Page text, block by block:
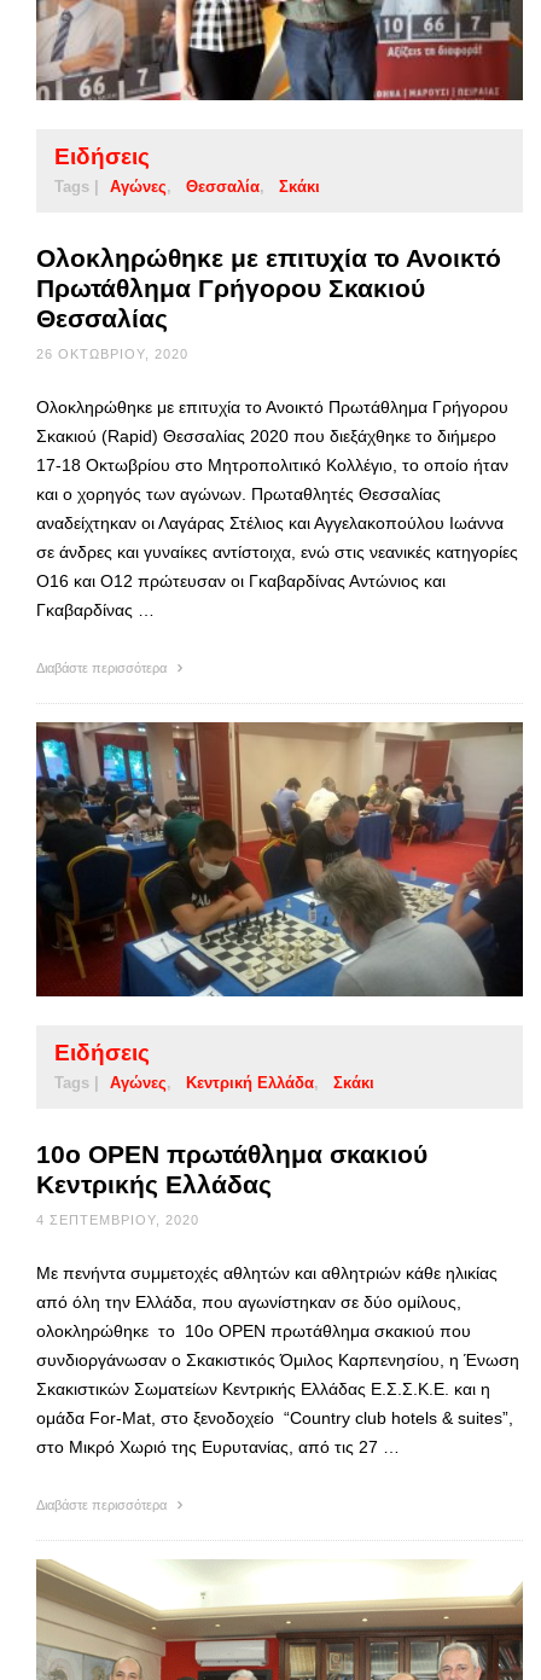
Ειδήσεις
Tags | Αγώνες Θεσσαλία Σκάκι
Ολοκληρώθηκε με επιτυχία το Ανοικτό
Πρωτάθλημα Γρήγορου Σκακιού
Θεσσαλίας
26 ΟΚΤΩΒΡΊΟΥ, 2020
Ολοκληρώθηκε με επιτυχία το Ανοικτό Πρωτάθλημα Γρήγορου
Σκακιού (Rapid) Θεσσαλίας 2020 που διεξάχθηκε το διήμερο
17-18 Οκτωβρίου στο Μητροπολιτικό Κολλέγιο, το οποίο ήταν
και ο χορηγός των αγώνων. Πρωταθλητές Θεσσαλίας
αναδείχτηκαν οι Λαγάρας Στέλιος και Αγγελακοπούλου Ιωάννα
σε άνδρες και γυναίκες αντίστοιχα, ενώ στις νεανικές κατηγορίες
Ο16 και Ο12 πρώτευσαν οι Γκαβαρδίνας Αντώνιος και
Γκαβαρδίνας …
Διαβάστε περισσότερα
Ειδήσεις
Tags | Αγώνες Κεντρική Ελλάδα Σκάκι
10ο OPEN πρωτάθλημα σκακιού
Κεντρικής Ελλάδας
4 ΣΕΠΤΕΜΒΡΊΟΥ, 2020
Με πενήντα συμμετοχές αθλητών και αθλητριών κάθε ηλικίας
από όλη την Ελλάδα, που αγωνίστηκαν σε δύο ομίλους,
ολοκληρώθηκε το 10ο OPEN πρωτάθλημα σκακιού που
συνδιοργάνωσαν ο Σκακιστικός Όμιλος Καρπενησίου, η Ένωση
Σκακιστικών Σωματείων Κεντρικής Ελλάδας Ε.Σ.Σ.Κ.Ε. και η
ομάδα For-Mat, στο ξενοδοχείο “Country club hotels & suites”,
στο Μικρό Χωριό της Ευρυτανίας, από τις 27 …
Διαβάστε περισσότερα